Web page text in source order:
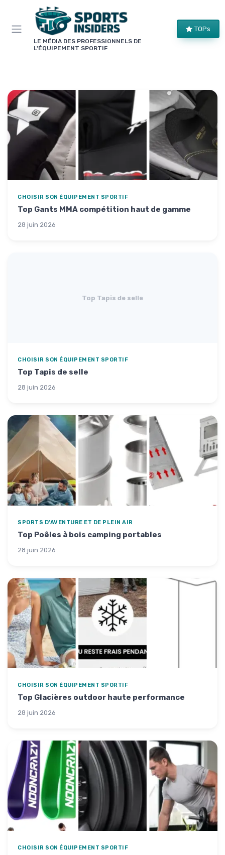
LE MÉDIA DES PROFESSIONNELS DE
L'ÉQUIPEMENT SPORTIF
TOPs
CHOISIR SON ÉQUIPEMENT SPORTIF
Top Gants MMA compétition haut de gamme
28 juin 2026
Top Tapis de selle
CHOISIR SON ÉQUIPEMENT SPORTIF
Top Tapis de selle
28 juin 2026
SPORTS D'AVENTURE ET DE PLEIN AIR
Top Poêles à bois camping portables
28 juin 2026
CHOISIR SON ÉQUIPEMENT SPORTIF
Top Glacières outdoor haute performance
28 juin 2026
CHOISIR SON ÉQUIPEMENT SPORTIF
Panneau de gestion des cookies